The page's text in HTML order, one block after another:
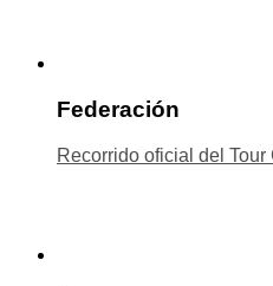
Federación
Recorrido oficial del